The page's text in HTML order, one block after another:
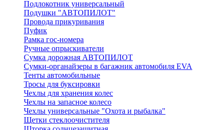
Подлокотник универсальный
Подушки "АВТОПИЛОТ"
Провода прикуривания
Пуфик
Рамка гос-номера
Ручные опрыскиватели
Сумка дорожная АВТОПИЛОТ
Сумки-органайзеры в багажник автомобиля EVA
Тенты автомобильные
Тросы для буксировки
Чехлы для хранения колес
Чехлы на запасное колесо
Чехлы универсальные "Охота и рыбалка"
Щетки стеклоочистителя